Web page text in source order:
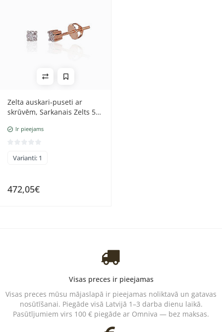
Zelta auskari-puseti ar
skrūvēm, Sarkanais Zelts 585
Briljanti
Ir pieejams
Varianti: 1
472,05€
Visas preces ir pieejamas
Visas preces mūsu mājaslapā ir pieejamas noliktavā un gatavas
nosūtīšanai. Piegāde visā Latvijā 1–3 darba dienu laikā.
Pasūtījumiem virs 100 € piegāde ar Omniva — bez maksas.